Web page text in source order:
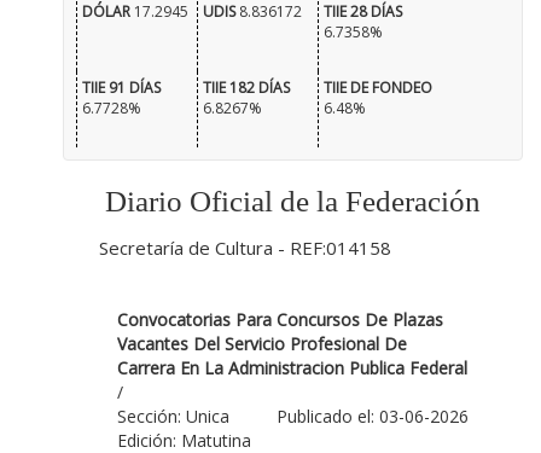
DÓLAR17.2945 UDIS8.836172
TIIE 28 DÍAS
6.7358%
TIIE 91 DÍAS
6.7728%
TIIE 182 DÍAS
6.8267%
TIIE DE FONDEO
6.48%
Diario Oficial de la Federación
Secretaría de Cultura - REF:014158
Convocatorias Para Concursos De Plazas
Vacantes Del Servicio Profesional De
Carrera En La Administracion Publica Federal
/
Publicado el: 03-06-2026
Sección: Unica
Edición: Matutina